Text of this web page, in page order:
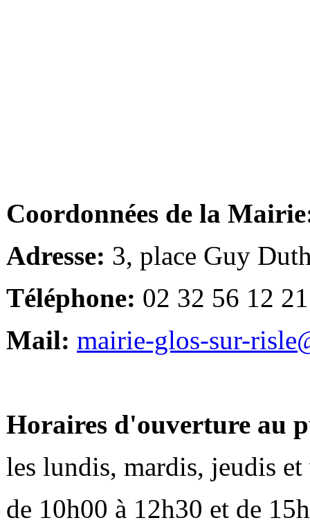
Coordonnées de la
Adresse: 3, place Guy
Téléphone: 02 32 56 12 21
Mail: mairie-glos-sur-
Horaires d'ouverture au
les lundis, mardis, jeudis et
de 10h00 à 12h30 et de